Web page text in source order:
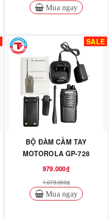
Mua ngay
SALE
BỘ ĐÀM CẦM TAY
MOTOROLA GP-728
979.000₫
1.079.000₫
Mua ngay